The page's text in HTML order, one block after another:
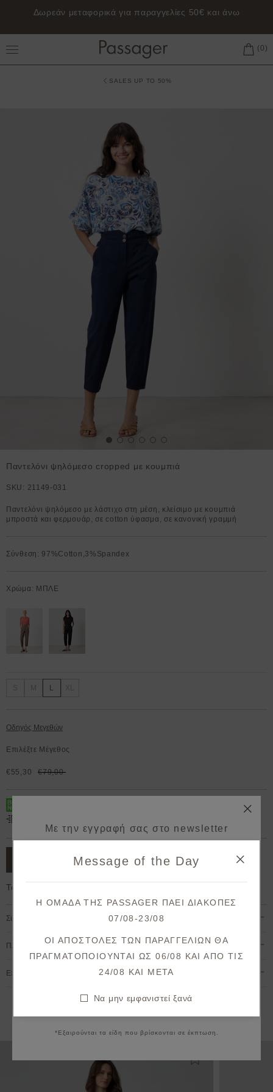
Δωρεάν μεταφορικά για παραγγελίες 50€ και άνω
Toggle Main Menu
SALES UP TO 50%
Παντελόνι ψηλόμεσο cropped με κουμπιά
SKU: 21149-031
Παντελόνι ψηλόμεσο με λάστιχο στη μέση, κλείσιμο με κουμπιά
μπροστά και φερμουάρ, σε cotton ύφασμα, σε κανονική γραμμή
Σύνθεση: 97%Cotton,3%Spandex
Χρώμα: ΜΠΛΕ
L
Οδηγός Μεγεθών
Επιλέξτε Μέγεθος
€55,30 €79,00
ΠΡΟΣΘΗΚΗ ΣΤΟ ΚΑΛΑΘΙ
Το μοντέλο έχει ύψος 1,78cm και φοράει S
Σύνθεση & Φροντίδα
Πληρωμή & Αποστολή
Επιστροφές & Ακυρώσεις
Εναλλακτικές προτάσεις
Με την εγγραφή σας στο newsletter
στην πρώτη σας παραγγελία!
παραλαβές & μοναδικές προσφορές.
Συμφωνώ με τους όρους και προϋποθέσεις
*Εξαιρούνται τα είδη που βρίσκονται σε έκπτωση.
Message of the Day
Η ΟΜΑΔΑ ΤΗΣ PASSAGER ΠΑΕΙ ΔΙΑΚΟΠΕΣ
07/08-23/08
ΟΙ ΑΠΟΣΤΟΛΕΣ ΤΩΝ ΠΑΡΑΓΓΕΛΙΩΝ ΘΑ
ΠΡΑΓΜΑΤΟΠΟΙΟΥΝΤΑΙ ΩΣ 06/08 ΚΑΙ ΑΠΟ ΤΙΣ
24/08 KAI META
Να μην εμφανιστεί ξανά